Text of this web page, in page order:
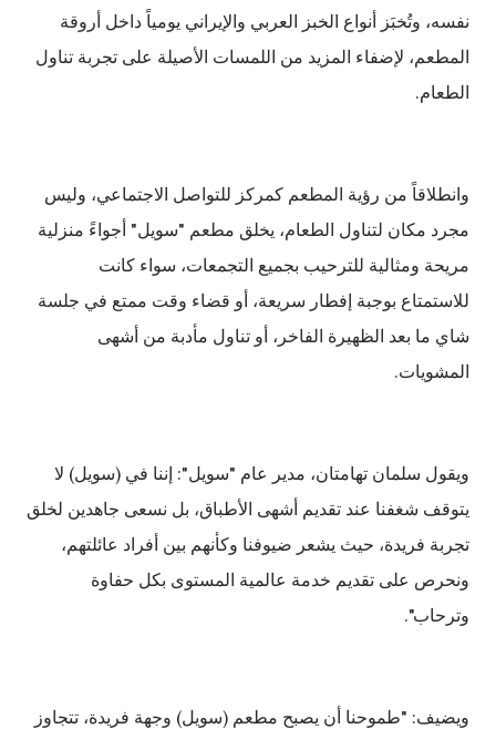
نفسه، وتُخبَز أنواع الخبز العربي والإيراني يومياً داخل أروقة
المطعم، لإضفاء المزيد من اللمسات الأصيلة على تجربة تناول
الطعام.
وانطلاقاً من رؤية المطعم كمركز للتواصل الاجتماعي، وليس
مجرد مكان لتناول الطعام، يخلق مطعم "سويل" أجواءً منزلية
مريحة ومثالية للترحيب بجميع التجمعات، سواء كانت
للاستمتاع بوجبة إفطار سريعة، أو قضاء وقت ممتع في جلسة
شاي ما بعد الظهيرة الفاخر، أو تناول مأدبة من أشهى
المشويات.
ويقول سلمان تهامتان، مدير عام "سويل": إننا في (سويل) لا
يتوقف شغفنا عند تقديم أشهى الأطباق، بل نسعى جاهدين لخلق
تجربة فريدة، حيث يشعر ضيوفنا وكأنهم بين أفراد عائلتهم،
ونحرص على تقديم خدمة عالمية المستوى بكل حفاوة
وترحاب".
ويضيف: "طموحنا أن يصبح مطعم (سويل) وجهة فريدة، تتجاوز